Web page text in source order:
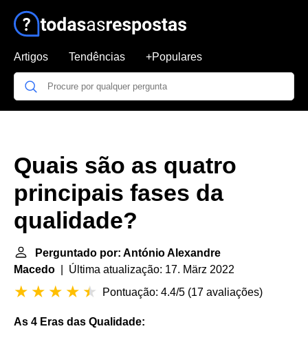
Artigos Tendências +Populares
Quais são as quatro
principais fases da
qualidade?
Perguntado por: António Alexandre
Macedo | Última atualização: 17. März 2022
Pontuação: 4.4/5 (17 avaliações)
As 4 Eras das Qualidade: